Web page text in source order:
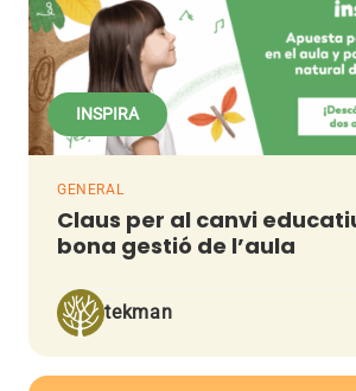
INSPIRA
GENERAL
Claus per al canvi
bona gestió de l’aula
tekman